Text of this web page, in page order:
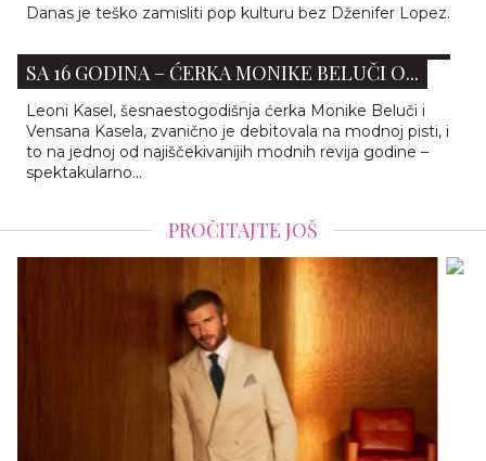
Danas je teško zamisliti pop kulturu bez Dženifer Lopez.
SA 16 GODINA – ĆERKA MONIKE BELUČI O...
Leoni Kasel, šesnaestogodišnja ćerka Monike Beluči i
Vensana Kasela, zvanično je debitovala na modnoj pisti, i
to na jednoj od najiščekivanijih modnih revija godine –
spektakularno...
PROČITAJTE JOŠ
OVO JE NAJSKUPLJI PAS NA SVETU: NJEGOVO
ODRŽAVANJE KOŠTA KAO LUKSUZAN
AUTOMOBIL